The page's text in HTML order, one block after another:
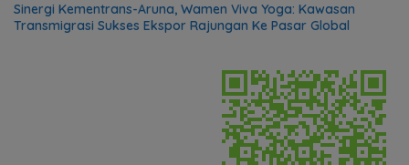
Sinergi Kementrans-Aruna, Wamen Viva Yoga: Kawasan
Transmigrasi Sukses Ekspor Rajungan Ke Pasar Global